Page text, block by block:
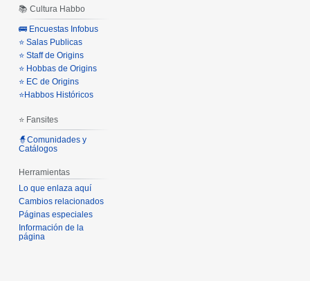
📚 Cultura Habbo
🚌 Encuestas Infobus
⭐ Salas Publicas
⭐ Staff de Origins
⭐ Hobbas de Origins
⭐ EC de Origins
⭐Habbos Históricos
⭐ Fansites
🧙Comunidades y
Catálogos
Herramientas
Lo que enlaza aquí
Cambios relacionados
Páginas especiales
Información de la
página